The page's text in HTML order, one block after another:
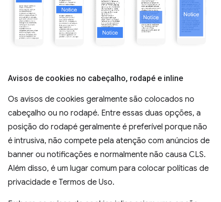
Avisos de cookies no cabeçalho, rodapé e inline
Os avisos de cookies geralmente são colocados no
cabeçalho ou no rodapé. Entre essas duas opções, a
posição do rodapé geralmente é preferível porque não
é intrusiva, não compete pela atenção com anúncios de
banner ou notificações e normalmente não causa CLS.
Além disso, é um lugar comum para colocar políticas de
privacidade e Termos de Uso.